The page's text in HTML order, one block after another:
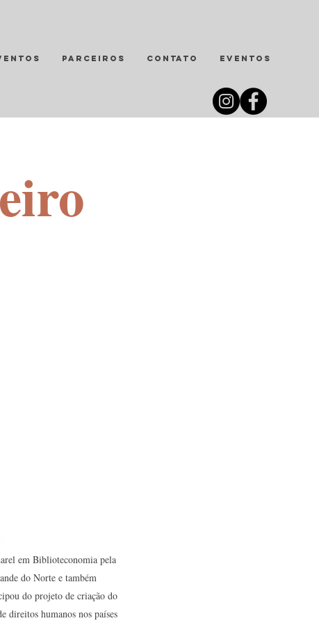
Parceiros Contato Eventos
em Biblioteconomia pela
do Norte e também
do projeto de criação do
direitos humanos nos países